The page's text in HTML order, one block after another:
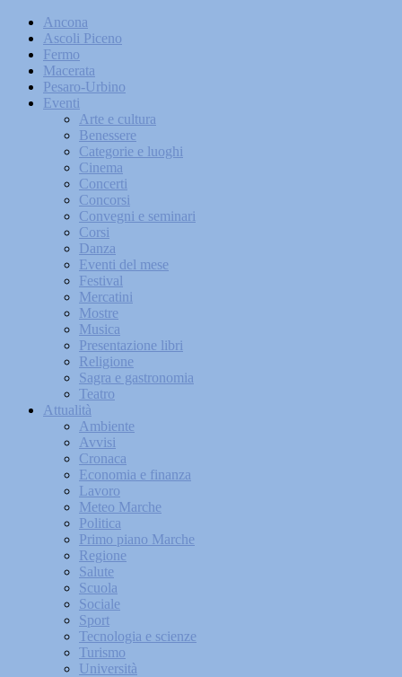
Ancona
Ascoli Piceno
Fermo
Macerata
Pesaro-Urbino
Eventi
Arte e cultura
Benessere
Categorie e luoghi
Cinema
Concerti
Concorsi
Convegni e seminari
Corsi
Danza
Eventi del mese
Festival
Mercatini
Mostre
Musica
Presentazione libri
Religione
Sagra e gastronomia
Teatro
Attualità
Ambiente
Avvisi
Cronaca
Economia e finanza
Lavoro
Meteo Marche
Politica
Primo piano Marche
Regione
Salute
Scuola
Sociale
Sport
Tecnologia e scienze
Turismo
Università